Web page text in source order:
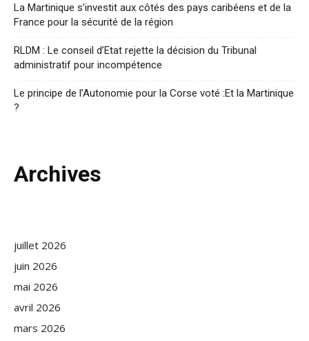
La Martinique s’investit aux côtés des pays caribéens et de la
France pour la sécurité de la région
RLDM : Le conseil d’Etat rejette la décision du Tribunal
administratif pour incompétence
Le principe de l’Autonomie pour la Corse voté :Et la Martinique
?
Archives
juillet 2026
juin 2026
mai 2026
avril 2026
mars 2026